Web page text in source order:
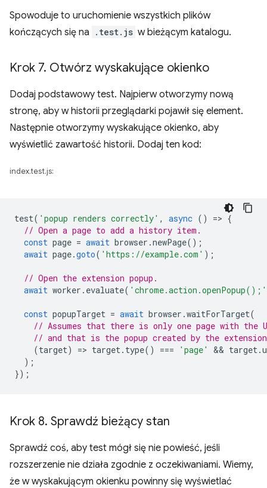
Spowoduje to uruchomienie wszystkich plików
kończących się na
.test.js w bieżącym katalogu.
Krok 7. Otwórz wyskakujące okienko
Dodaj podstawowy test. Najpierw otworzymy nową
stronę, aby w historii przeglądarki pojawił się element.
Następnie otworzymy wyskakujące okienko, aby
wyświetlić zawartość historii. Dodaj ten kod:
index.test.js:
test( 'popup renders correctly' , async () => {
// Open a page to add a history item.
const page = await browser .newPage();
await page.goto( 'https://example.com' );
// Open the extension popup.
await worker . evaluate( 'chrome.action.openPopup();'
const popupTarget = await browser .waitForTarget(
// Assumes that there is only one page with the
// and that is the popup created by the
(target) => target. type() === 'page' && target.
);
});
Krok 8. Sprawdź bieżący stan
Sprawdź coś, aby test mógł się nie powieść, jeśli
rozszerzenie nie działa zgodnie z oczekiwaniami. Wiemy,
że w wyskakującym okienku powinny się wyświetlać